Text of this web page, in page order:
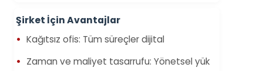
Şirket İçin Avantajlar
Kağıtsız ofis: Tüm süreçler dijital
Zaman ve maliyet tasarrufu: Yönetsel yük